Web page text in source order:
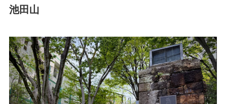
池田山